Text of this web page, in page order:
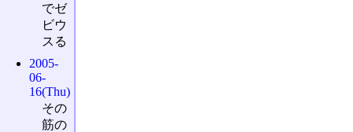
でゼ
ビウ
スる
2005-
06-
16(Thu)
その
筋の